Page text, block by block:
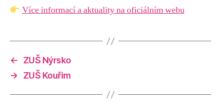
Více informací a aktuality na oficiálním webu
←
ZUŠ Nýrsko
→
ZUŠ Kouřim